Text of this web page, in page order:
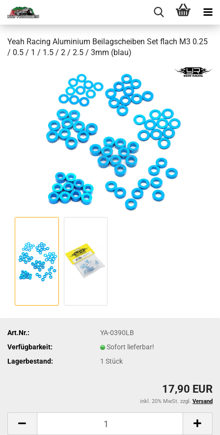
Yeah Racing Aluminium Beilagscheiben Set flach M3 0.25
/ 0.5 / 1 / 1.5 / 2 / 2.5 / 3mm (blau)
Art.Nr.:
YA-0390LB
Verfügbarkeit:
Sofort lieferbar!
Lagerbestand:
1Stück
17,90 EUR
inkl. 20% MwSt. zzgl. Versand